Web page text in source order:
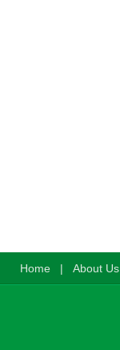
Home | About Us